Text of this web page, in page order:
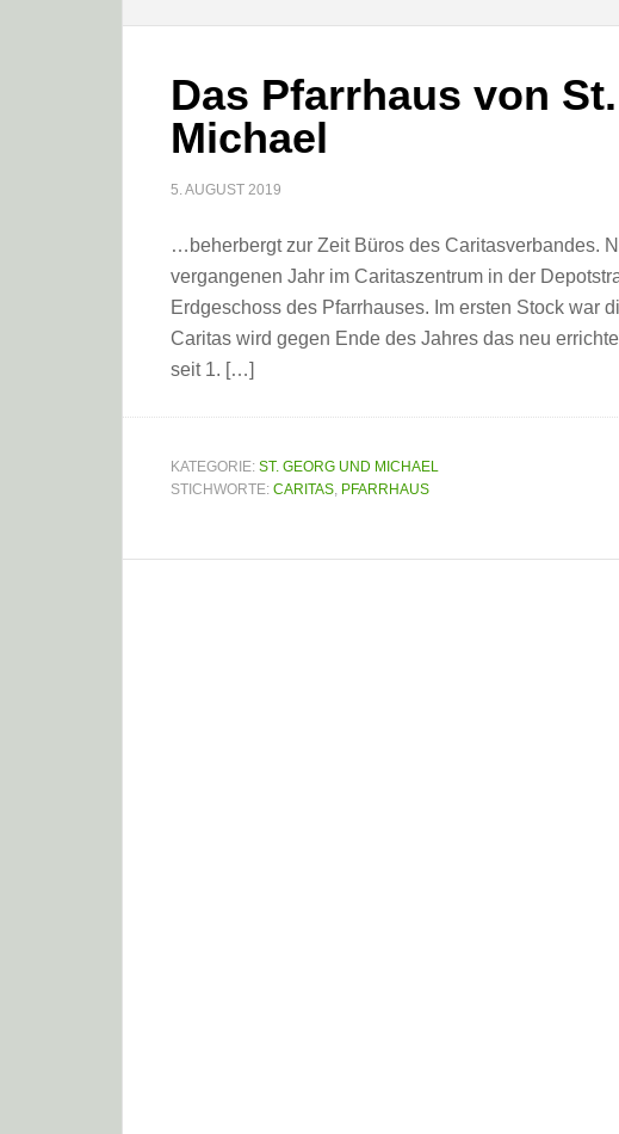
Das Pfarrhaus von
Michael
5. AUGUST 2019
…beherbergt zur Zeit Büros des Caritasverbandes.
vergangenen Jahr im Caritaszentrum in der
Erdgeschoss des Pfarrhauses. Im ersten Stock war
Caritas wird gegen Ende des Jahres das neu
seit 1. […]
KATEGORIE: ST. GEORG UND MICHAEL
STICHWORTE: CARITAS, PFARRHAUS